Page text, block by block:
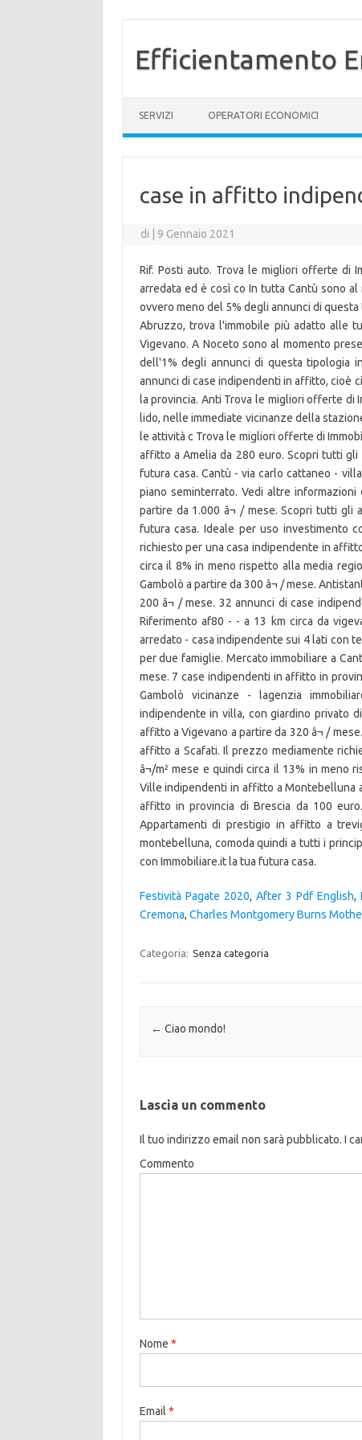
Efficientamento
SERVIZI OPERATORI ECONOMICI
case in affitto
di 9 Gennaio 2021
Rif. Posti auto. Trova le migliori offerte di
arredata ed è così co In tutta Cantù sono
ovvero meno del 5% degli annunci di
Abruzzo, trova l'immobile più adatto alle
Vigevano. A Noceto sono al momento
dell'1% degli annunci di questa tipologia
annunci di case indipendenti in affitto, cioè
la provincia. Anti Trova le migliori offerte di
lido, nelle immediate vicinanze della
le attività c Trova le migliori offerte di
affitto a Amelia da 280 euro. Scopri tutti
futura casa. Cantù - via carlo cattaneo -
piano seminterrato. Vedi altre
partire da 1.000 â¬ / mese. Scopri tutti
futura casa. Ideale per uso investimento
richiesto per una casa indipendente in
circa il 8% in meno rispetto alla media
Gambolò a partire da 300 â¬ / mese.
200 â¬ / mese. 32 annunci di case
Riferimento af80 - - a 13 km circa da
arredato - casa indipendente sui 4 lati con
per due famiglie. Mercato immobiliare a
mese. 7 case indipendenti in affitto in
Gambolò vicinanze - lagenzia
indipendente in villa, con giardino privato
affitto a Vigevano a partire da 320 â¬ /
affitto a Scafati. Il prezzo mediamente
â¬/m² mese e quindi circa il 13% in meno
Ville indipendenti in affitto a Montebelluna
affitto in provincia di Brescia da 100
Appartamenti di prestigio in affitto a
montebelluna, comoda quindi a tutti i
con Immobiliare.it la tua futura casa.
Festività Pagate 2020, After 3 Pdf English,
Cremona, Charles Montgomery Burns
Categoria: Senza categoria
Navigazione articolo
← Ciao mondo!
Lascia un commento
Il tuo indirizzo email non sarà pubblicato. I
Commento
Nome *
Email *